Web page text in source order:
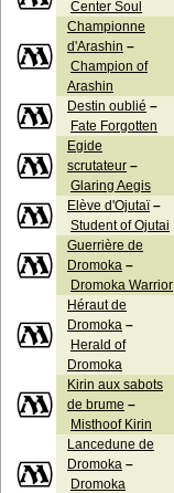
Center Soul
Championne
d'Arashin –
Champion of
Arashin
Destin oublié –
Fate Forgotten
Egide
scrutateur –
Glaring Aegis
Elève d'Ojutaï–
Student of Ojutai
Guerrière de
Dromoka –
Dromoka Warrior
Héraut de
Dromoka –
Herald of
Dromoka
Kirin aux sabots
de brume –
Misthoof Kirin
Lancedune de
Dromoka –
Dromoka